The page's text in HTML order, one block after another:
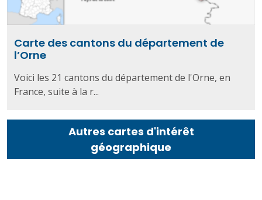
Carte des cantons du département de
l’Orne
Voici les 21 cantons du département de l'Orne, en
France, suite à la r...
Autres cartes d'intérêt
géographique